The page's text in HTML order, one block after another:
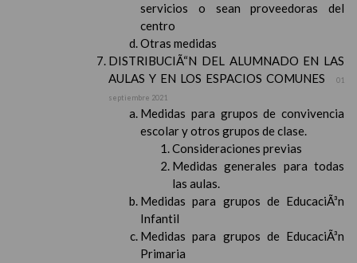
servicios o sean proveedoras del
centro
Otras medidas
DISTRIBUCIÃ“N DEL ALUMNADO EN LAS
AULAS Y EN LOS ESPACIOS COMUNES
01
septiembre 2021
Medidas para grupos de convivencia
escolar y otros grupos de clase.
Consideraciones previas
Medidas generales para todas
las aulas.
Medidas para grupos de EducaciÃ³n
Infantil
Medidas para grupos de EducaciÃ³n
Primaria